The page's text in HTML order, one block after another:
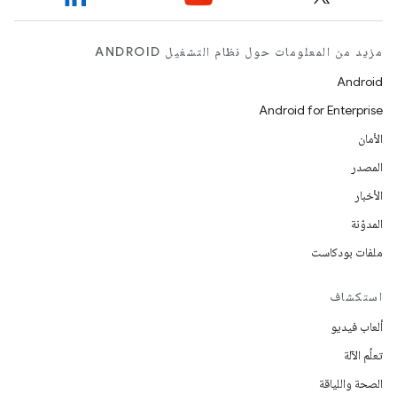
مزيد من المعلومات حول نظام التشغيل ANDROID
Android
Android for Enterprise
الأمان
المصدر
الأخبار
المدوّنة
ملفات بودكاست
استكشاف
ألعاب فيديو
تعلُم الآلة
الصحة واللياقة